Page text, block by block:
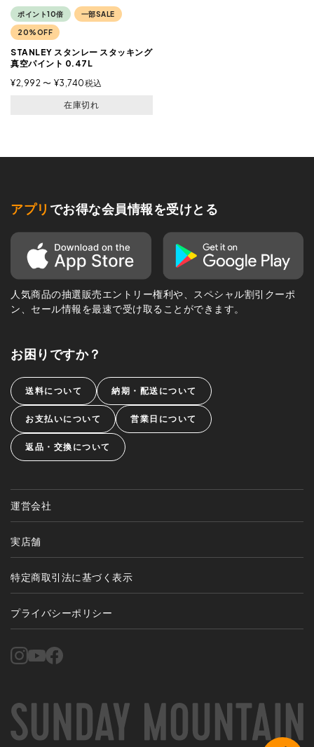
ポイント10倍 一部SALE
20%OFF
STANLEY スタンレー スタッキング
真空パイント 0.47L
¥2,992 〜 ¥3,740税込
在庫切れ
アプリ でお得な会員情報を受けとる
人気商品の抽選販売エントリー権利や、スペシャル割引クーポ
ン、セール情報を最速で受け取ることができます。
お困りですか？
送料について 納期・配送について
お支払いについて 営業日について
返品・交換について
運営会社
実店舗
特定商取引法に基づく表示
プライバシーポリシー